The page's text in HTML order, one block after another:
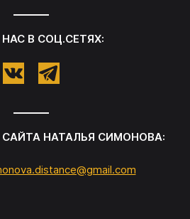
В СОЦ.СЕТЯХ:
НАТАЛЬЯ СИМОНОВА: